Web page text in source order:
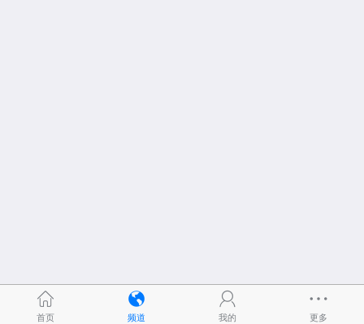
首页 频道 我的 更多